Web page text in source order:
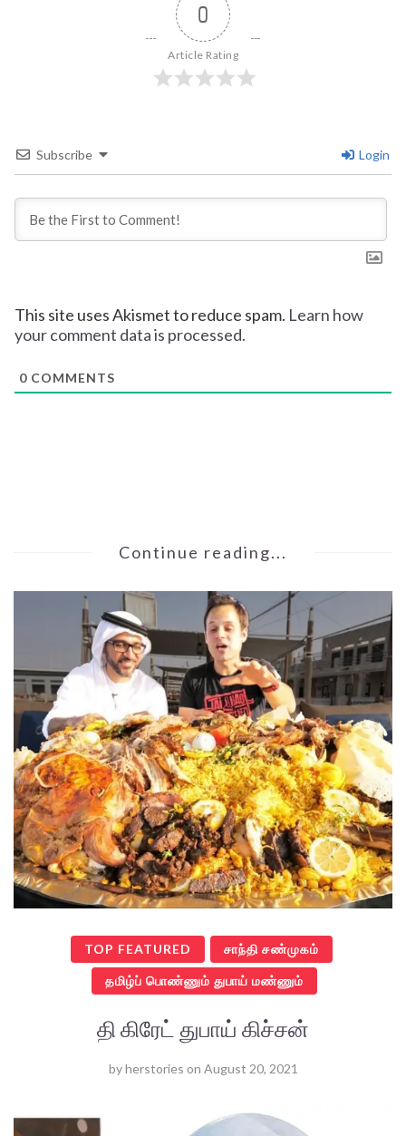
0
Article Rating
Subscribe Login
This site uses Akismet to reduce spam. Learn how
your comment data is processed.
0 COMMENTS
Continue reading...
TOP FEATURED சாந்தி சண்முகம்
தமிழ்ப் பொண்ணும் துபாய் மண்ணும்
தி கிரேட் துபாய் கிச்சன்
byherstories on August 20, 2021